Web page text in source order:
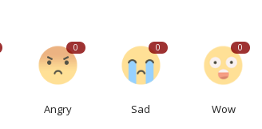
0
Angry
0
Sad
0
Wow